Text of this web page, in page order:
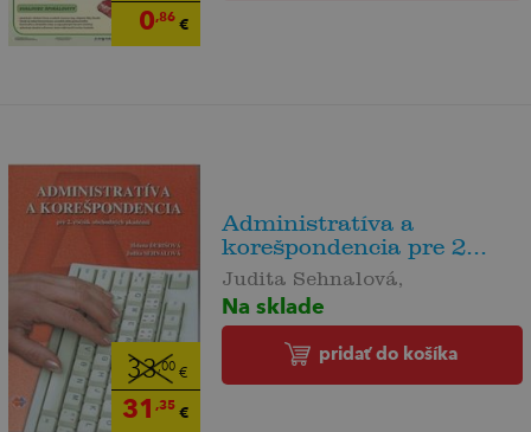
0,86€
33,00€
31 ,35€
Administratíva a
korešpondencia pre 2...
Judita Sehnalová,
Na sklade
pridať do košíka